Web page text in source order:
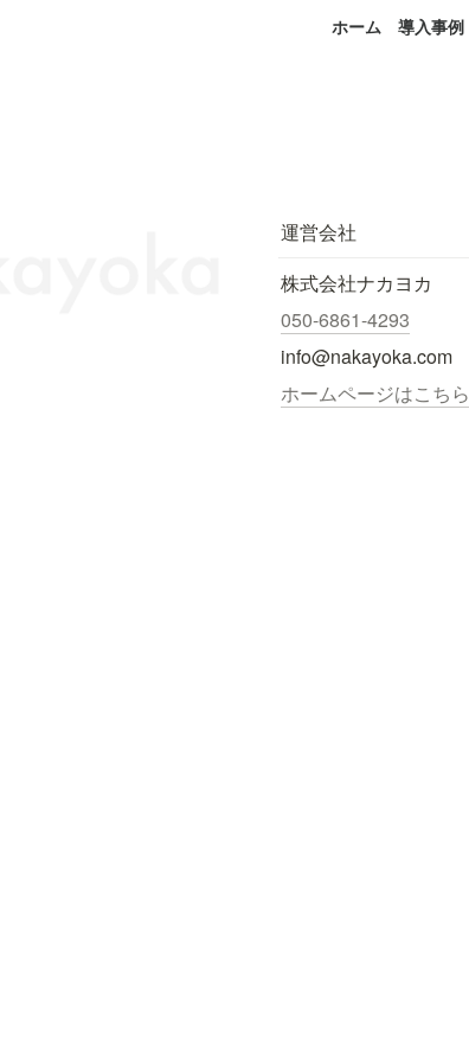
ホーム 導入事例
運営会社
株式会社ナカヨカ
050-6861-4293
info@nakayoka.com
ホームページはこちら